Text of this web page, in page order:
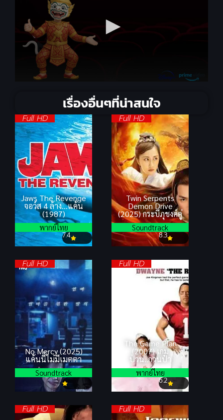
เรื่องอื่นๆที่น่าสนใจ
Full HD
Jaws The Revenge
จอว์ส 4 ล้าง…แค้น
(1987)
7.4
พากย์ไทย
Full HD
Twin Serpents
Demon Drive
(2025) กระบี่ภุชงค์คู่
8.3
Soundtrack
Full HD
No Mercy (2025)
แค้นนี้ไม่มีเมตตา
Soundtrack
Full HD
The Game Plan
(2007) เกม
ป่วน..กวนป๋า
6.2
พากย์ไทย
Full HD Full HD